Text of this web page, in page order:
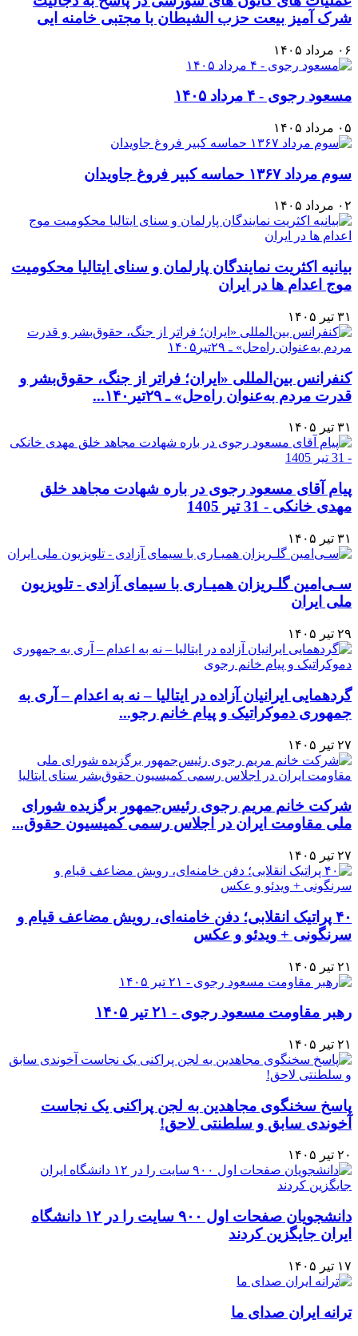
شرک آمیز بیعت حزب الشیطان با مجتبی خامنه ایی
۰۶ مرداد ۱۴۰۵
مسعود رجوی - ۴ مرداد ۱۴۰۵
۰۵ مرداد ۱۴۰۵
سوم مرداد ۱۳۶۷ حماسه کبیر فروغ جاویدان
۰۲ مرداد ۱۴۰۵
بیانیه اکثریت نمایندگان پارلمان و سنای ایتالیا محکومیت
موج اعدام ها در ایران
۳۱ تیر ۱۴۰۵
کنفرانس بین‌المللی «ایران؛ فراتر از جنگ، حقوق‌بشر و
قدرت مردم به‌عنوان راه‌حل» ـ ۲۹تیر۱۴۰...
۳۱ تیر ۱۴۰۵
پیام آقای مسعود رجوی در باره شهادت مجاهد خلق
مهدی خانکی - 31 تیر 1405
۳۱ تیر ۱۴۰۵
سـی‌امین گلـریزان همیـاری با سیمای آزادی - تلویزیون
ملی ایران
۲۹ تیر ۱۴۰۵
گردهمایی ایرانیان آزاده در ایتالیا – نه به اعدام – آری به
جمهوری دموکراتیک و پیام خانم رجو...
۲۷ تیر ۱۴۰۵
شرکت خانم مریم رجوی رئیس‌جمهور برگزیده شورای
ملی مقاومت ایران در اجلاس رسمی کمیسیون حقوق‌...
۲۷ تیر ۱۴۰۵
۴۰ پراتیک انقلابی؛ دفن خامنه‌ای، رویش مضاعف قیام و
سرنگونی + ویدئو و عکس
۲۱ تیر ۱۴۰۵
رهبر مقاومت مسعود رجوی - ۲۱ تیر ۱۴۰۵
۲۱ تیر ۱۴۰۵
پاسخ سخنگوی مجاهدین به لجن پراکنی یک نجاست
آخوندی سابق و سلطنتی لاحق!
۲۰ تیر ۱۴۰۵
دانشجویان صفحات اول ۹۰۰ سایت را در ۱۲ دانشگاه
ایران جایگزین کردند
۱۷ تیر ۱۴۰۵
ترانه ایران صدای ما